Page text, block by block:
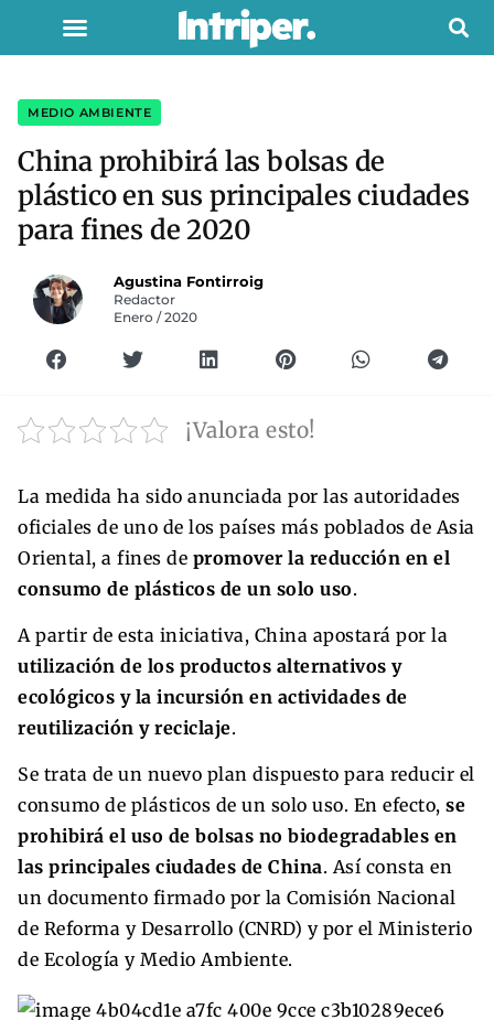
MEDIO AMBIENTE
China prohibirá las bolsas de
plástico en sus principales ciudades
para fines de 2020
Agustina Fontirroig
Redactor
Enero / 2020
¡Valora esto!
La medida ha sido anunciada por las autoridades
oficiales de uno de los países más poblados de Asia
Oriental, a fines de promover la reducción en el
consumo de plásticos de un solo uso.
A partir de esta iniciativa, China apostará por la
utilización de los productos alternativos y
ecológicos y la incursión en actividades de
reutilización y reciclaje.
Se trata de un nuevo plan dispuesto para reducir el
consumo de plásticos de un solo uso. En efecto, se
prohibirá el uso de bolsas no biodegradables en
las principales ciudades de China. Así consta en
un documento firmado por la Comisión Nacional
de Reforma y Desarrollo (CNRD) y por el Ministerio
de Ecología y Medio Ambiente.